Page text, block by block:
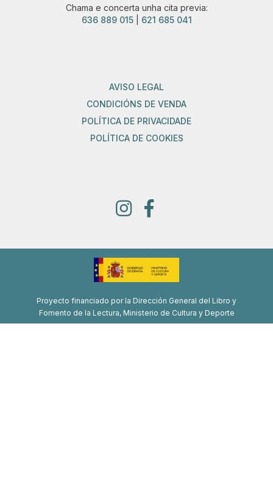
Chama e concerta unha cita previa:
636 889 015| 621 685 041
AVISO LEGAL
CONDICIÓNS DE VENDA
POLÍTICA DE PRIVACIDADE
POLÍTICA DE COOKIES
Proyecto financiado por la Dirección General del Libro y
Fomento de la Lectura, Ministerio de Cultura y Deporte